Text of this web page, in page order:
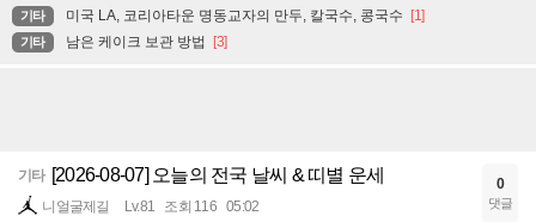
기타 미국 LA, 코리아타운 명동교자의 만두, 칼국수, 콩국수 [1]
기타 남은 케이크 보관 방법 [3]
기타 [2026-08-07] 오늘의 전국 날씨 & 띠별 운세
니얼굴제길 Lv.81 조회 116 05:02
0
댓글